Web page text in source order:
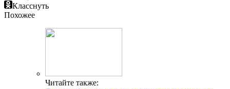
Класснуть
Похожее
Читайте также: